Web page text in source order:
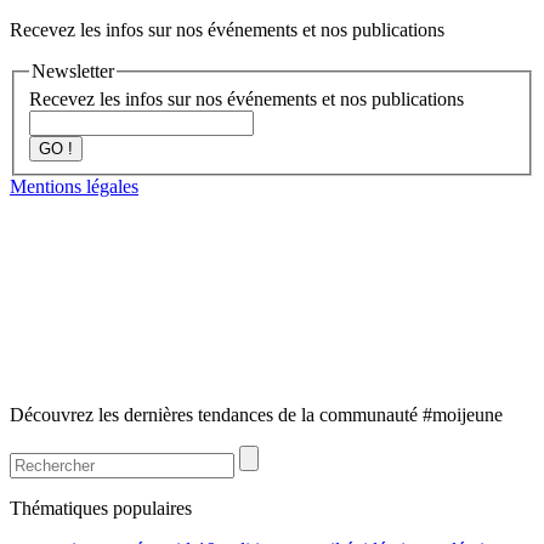
Recevez les infos sur nos événements et nos publications
Newsletter
Recevez les infos sur nos événements et nos publications
GO !
Mentions légales
Découvrez les dernières tendances de la communauté #moijeune
Thématiques populaires